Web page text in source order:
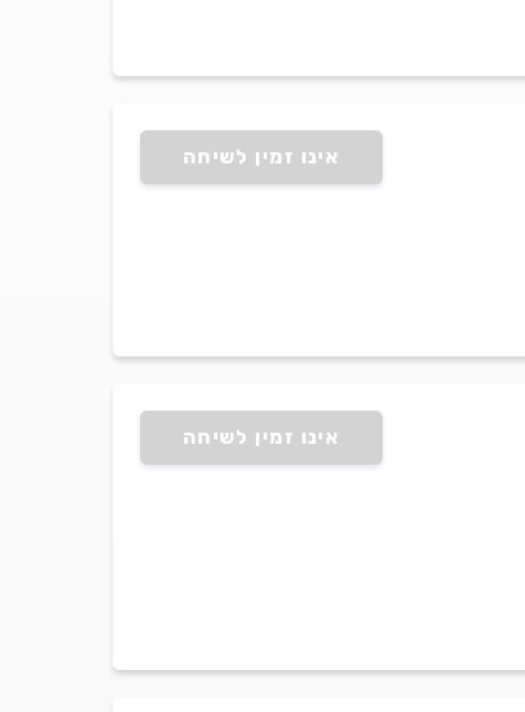
אינו זמין לשיחה
אינו זמין לשיחה